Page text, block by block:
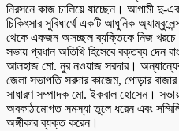
নিরসনে কাজ চালিয়ে যাচ্ছেন। আগামী দু-
চিকিৎসার সুবিধার্থে একটি আধুনিক
থেকে একজন অসচ্ছল ব্যক্তিকে নিজ খরচে
সভায় প্রধান অতিথি হিসেবে বক্তব্য দেন
আলহাজ মো. নুর নওয়াজ সরদার।
জেলা সভাপতি সরদার কাজেম, পোড়ার
সাধারণ সম্পাদক মো. ইকবাল হোসেন। সভায়
অবকাঠামোগত সমস্যা তুলে ধরেন এবং
অঙ্গীকার ব্যক্ত করেন।